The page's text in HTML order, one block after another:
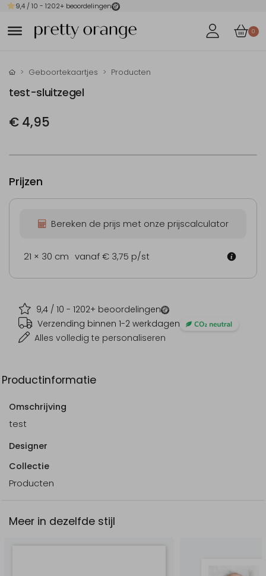
9,4 / 10 - 1202+ beoordelingen
0
Geboortekaartjes Producten
test-sluitzegel
€ 4,95
9,4 / 10 - 1202+ beoordelingen
Verzending binnen 1-2 werkdagen
Alles volledig te personaliseren
Prijzen
Bereken de prijs met onze prijscalculator
21 × 30 cm vanaf € 3,75 p/st
Productinformatie
Omschrijving
test
Designer
Collectie
Producten
Meer in dezelfde stijl